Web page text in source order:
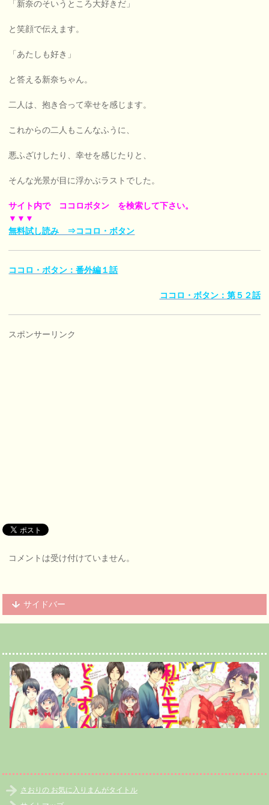
「新奈のそいうところ大好きだ」
と笑顔で伝えます。
「あたしも好き」
と答える新奈ちゃん。
二人は、抱き合って幸せを感じます。
これからの二人もこんなふうに、
悪ふざけしたり、幸せを感じたりと、
そんな光景が目に浮かぶラストでした。
サイト内で ココロボタン を検索して下さい。
▼▼▼
無料試し読み ⇒ココロ・ボタン
ココロ・ボタン：番外編１話
ココロ・ボタン：第５２話
スポンサーリンク
コメントは受け付けていません。
サイドバー
さおりの お気に入りまんがタイトル